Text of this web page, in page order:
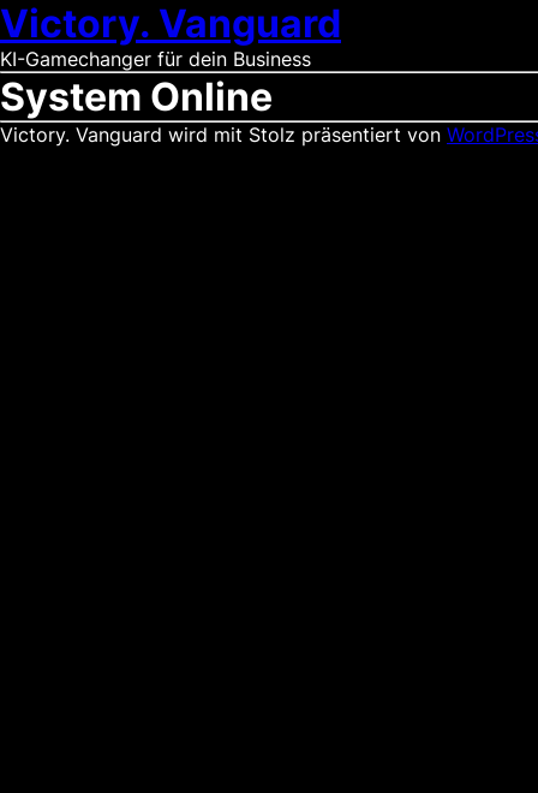
Victory. Vanguard
KI-Gamechanger für dein Business
System Online
Victory. Vanguard wird mit Stolz präsentiert von